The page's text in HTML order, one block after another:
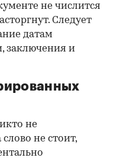
не числится
Следует
датам
заключения и
не
не стоит,